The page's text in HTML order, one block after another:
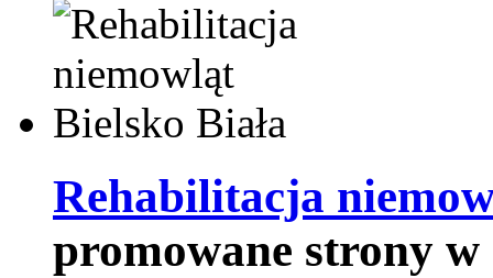
Rehabilitacja
promowane strony